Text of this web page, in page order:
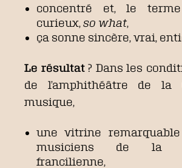
concentré et, le
curieux, so what,
ça sonne sincère, vrai,
Le résultat? Dans les
de l’amphithéâtre de
musique,
une vitrine
musiciens de la
francilienne,